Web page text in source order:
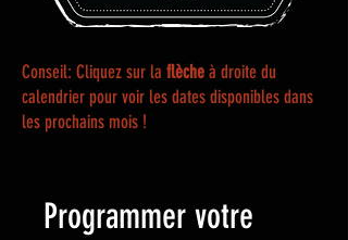
Conseil: Cliquez sur la flèche à droite du
calendrier pour voir les dates disponibles dans
les prochains mois !
Programmer votre